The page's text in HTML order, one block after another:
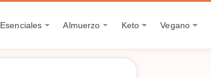
Esenciales Almuerzo Keto Vegano